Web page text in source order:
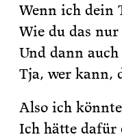
Wenn ich dein
Wie du das nur
Und dann
Tja, wer kann,
Also ich
Ich hätte dafür